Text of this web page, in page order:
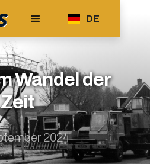
DE
Wandel der
Zeit
2024